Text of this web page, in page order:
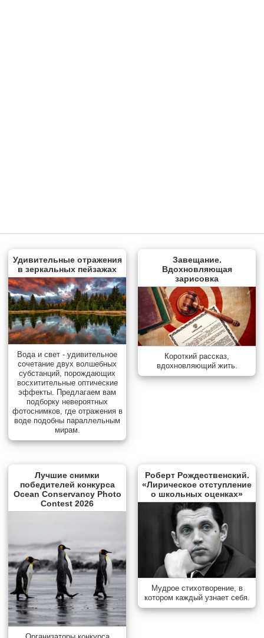
Удивительные отражения
в зеркальных пейзажах
Вода и свет - удивительное
сочетание двух волшебных
субстанций, порождающих
восхитительные оптические
эффекты. Предлагаем вам
подборку невероятных
фотоснимков, где отражения в
воде подобны параллельным
мирам.
Завещание.
Вдохновляющая
зарисовка
Короткий рассказ,
вдохновляющий жить.
Лучшие снимки
победителей конкурса
Ocean Conservancy Photo
Contest 2026
Роберт Рождественский.
«Лирическое отступление
о школьных оценках»
Мудрое стихотворение, в
котором каждый узнает себя.